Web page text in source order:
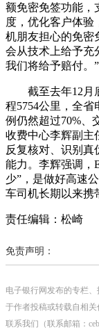
额免密免签功能，
度，优化客户体验
机朋友担心的免密
会从技术上给予充
我们将给予赔付。”
截至去年12月底
程5754公里，全省
例仍然超过70%、
收费中心李辉副主
反复核对、识别真
能力。李辉强调，
少”，是做好高速
车司机长期以来携
责任编辑：松崎
免责声明：
电子银行网发布的专栏
于作者投稿或转载自相
联系我们（联系邮箱：